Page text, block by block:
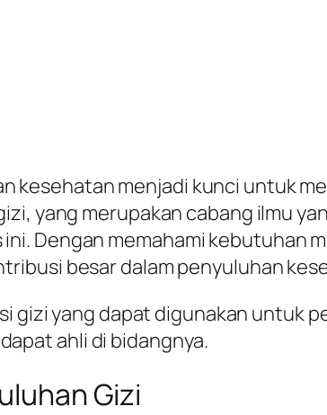
kesehatan menjadi kunci untuk
yang merupakan cabang ilmu
Dengan memahami kebutuhan
besar dalam penyuluhan
gizi yang dapat digunakan untuk
ahli di bidangnya.
Gizi